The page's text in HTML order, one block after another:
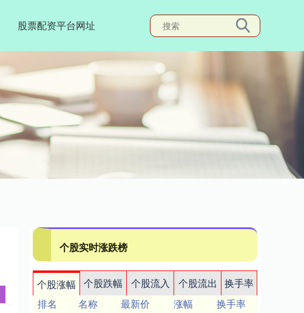
股票配资平台网址
个股实时涨跌榜
个股涨幅 个股跌幅 个股流入 个股流出
换手率
排名
名称 最新价 涨幅
换手率